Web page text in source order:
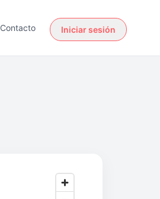
Contacto Iniciar sesión